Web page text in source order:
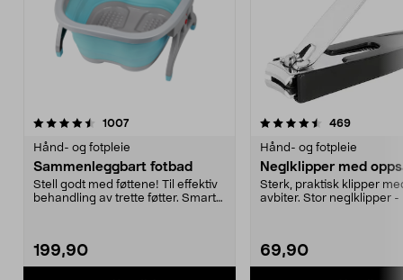
1007anmeldelser
Hånd- og fotpleie
Sammenleggbart fotbad
Stell godt med føttene! Til effektiv
behandling av trette føtter. Smart
199,90
4.5 av 5 stjerner 469
Hånd- og fotpleie
Neglklipper med
Sterk, praktisk klipper
avbiter. Stor neglklipper -
69,90
4.0 av 5 stjerner